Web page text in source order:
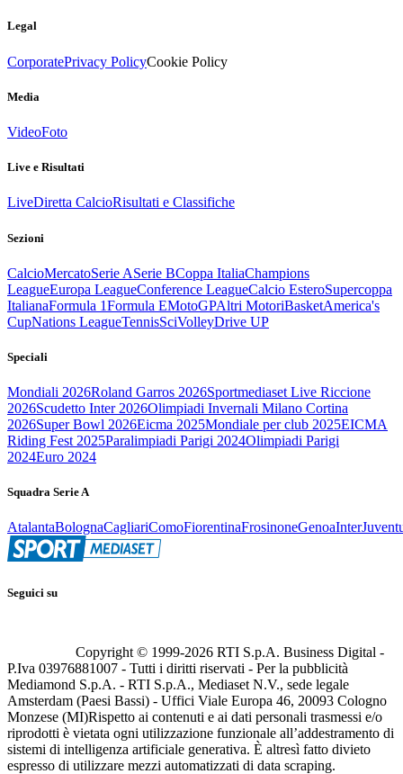
Legal
CorporatePrivacy PolicyCookie Policy
Media
VideoFoto
Live e Risultati
LiveDiretta CalcioRisultati e Classifiche
Sezioni
CalcioMercatoSerie ASerie BCoppa ItaliaChampions
LeagueEuropa LeagueConference LeagueCalcio EsteroSupercoppa
ItalianaFormula 1Formula EMotoGPAltri MotoriBasketAmerica's
CupNations LeagueTennisSciVolleyDrive UP
Speciali
Mondiali 2026Roland Garros 2026Sportmediaset Live Riccione
2026Scudetto Inter 2026Olimpiadi Invernali Milano Cortina
2026Super Bowl 2026Eicma 2025Mondiale per club 2025EICMA
Riding Fest 2025Paralimpiadi Parigi 2024Olimpiadi Parigi
2024Euro 2024
Squadra Serie A
AtalantaBolognaCagliariComoFiorentinaFrosinoneGenoaInter
Seguici su
Copyright © 1999-2026 RTI S.p.A. Business Digital -
P.Iva 03976881007 - Tutti i diritti riservati - Per la pubblicità
Mediamond S.p.A. - RTI S.p.A., Mediaset N.V., sede legale
Amsterdam (Paesi Bassi) - Uffici Viale Europa 46, 20093 Cologno
Monzese (MI)Rispetto ai contenuti e ai dati personali trasmessi e/o
riprodotti è vietata ogni utilizzazione funzionale all’addestramento di
sistemi di intelligenza artificiale generativa. È altresì fatto divieto
espresso di utilizzare mezzi automatizzati di data scraping.